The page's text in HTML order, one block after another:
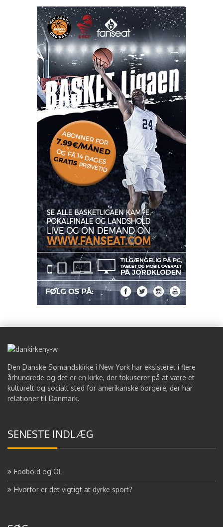
Den Danske Sømandskirke i New York har eksisteret i flere
århundrede og det er en kirke, der fokuserer på at være et
kulturelt og socialt sted for amerikanske borgere, der har
relationer til Danmark.
SENESTE INDLÆG
Fodbold og OL
Hvorfor er det vigtigt at dyrke sport?